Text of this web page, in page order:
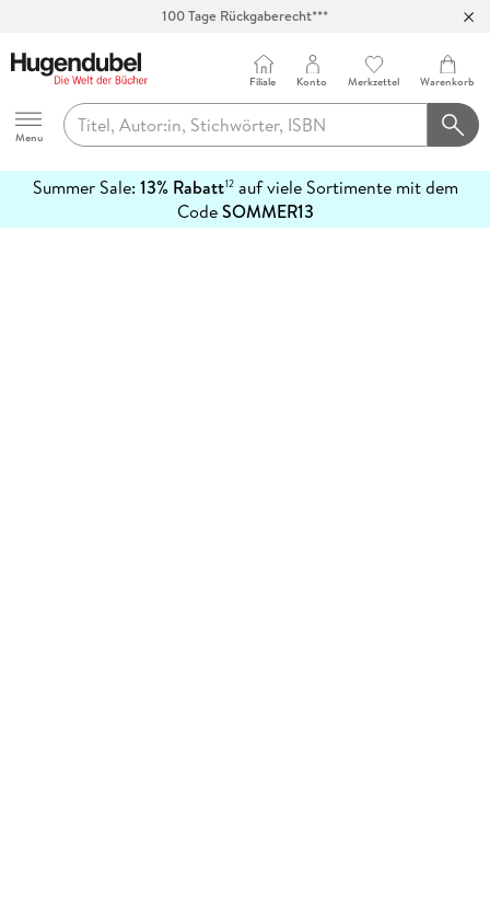
100 Tage Rückgaberecht***
Hugendubel
Menu
Filiale Konto Merkzettel Warenkorb
Summer Sale: 13% Rabatt12auf viele Sortimente mit dem
CodeSOMMER13
erfahren